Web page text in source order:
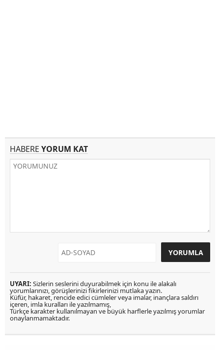
HABERE YORUM KAT
UYARI: Sizlerin seslerini duyurabilmek için konu ile alakalı
yorumlarınızı, görüşlerinizi fikirlerinizi mutlaka yazın.
Küfür, hakaret, rencide edici cümleler veya imalar, inançlara saldırı
içeren, imla kuralları ile yazılmamış,
Türkçe karakter kullanılmayan ve büyük harflerle yazılmış yorumlar
onaylanmamaktadır.